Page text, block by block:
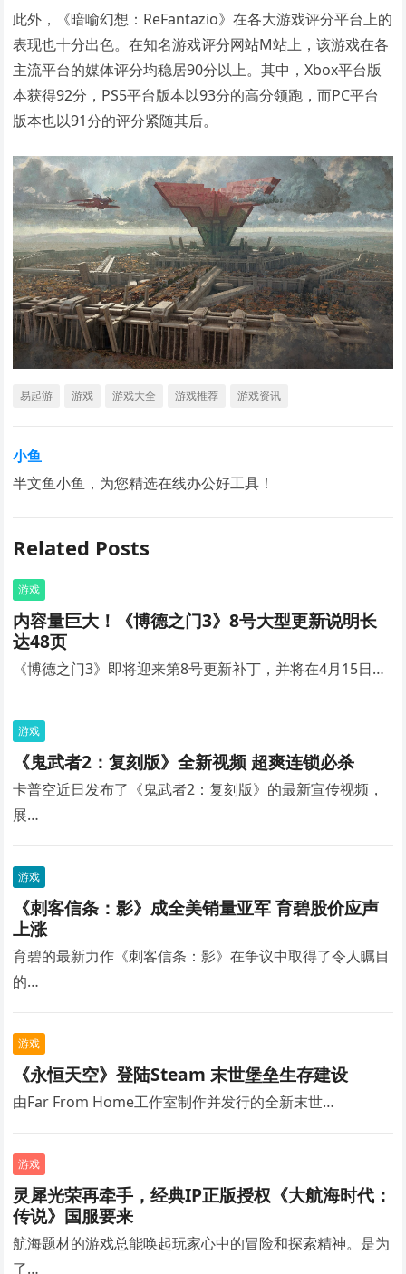
此外，《暗喻幻想：ReFantazio》在各大游戏评分平台上的
表现也十分出色。在知名游戏评分网站M站上，该游戏在各
主流平台的媒体评分均稳居90分以上。其中，Xbox平台版
本获得92分，PS5平台版本以93分的高分领跑，而PC平台
版本也以91分的评分紧随其后。
易起游 游戏 游戏大全 游戏推荐 游戏资讯
小鱼
半文鱼小鱼，为您精选在线办公好工具！
Related Posts
游戏
内容量巨大！《博德之门3》8号大型更新说明长
达48页
《博德之门3》即将迎来第8号更新补丁，并将在4月15日…
游戏
《鬼武者2：复刻版》全新视频 超爽连锁必杀
卡普空近日发布了《鬼武者2：复刻版》的最新宣传视频，
展…
游戏
《刺客信条：影》成全美销量亚军 育碧股价应声
上涨
育碧的最新力作《刺客信条：影》在争议中取得了令人瞩目
的…
游戏
《永恒天空》登陆Steam 末世堡垒生存建设
由Far From Home工作室制作并发行的全新末世…
游戏
灵犀光荣再牵手，经典IP正版授权《大航海时代：
传说》国服要来
航海题材的游戏总能唤起玩家心中的冒险和探索精神。是为
了…